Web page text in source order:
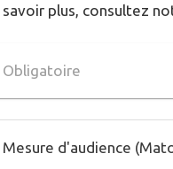
savoir plus, consultez
Obligatoire
Mesure d'audience